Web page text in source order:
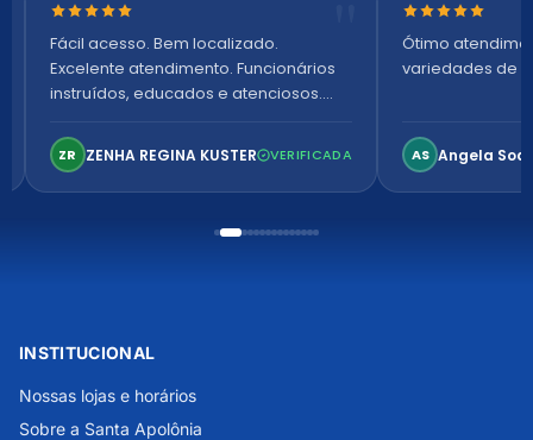
Nota 5 de 5 estrelas
Fácil acesso. Bem localizado.
Excelente atendimento. Funcionários
instruídos, educados e atenciosos.
confortável. Perfeito!
ZR ZENHA REGINA KUSTER VERIFICADA
Nota 5 de 5
Ótimo
variedades de
AS Angela
INSTITUCIONAL
Nossas lojas e horários
Sobre a Santa Apolônia